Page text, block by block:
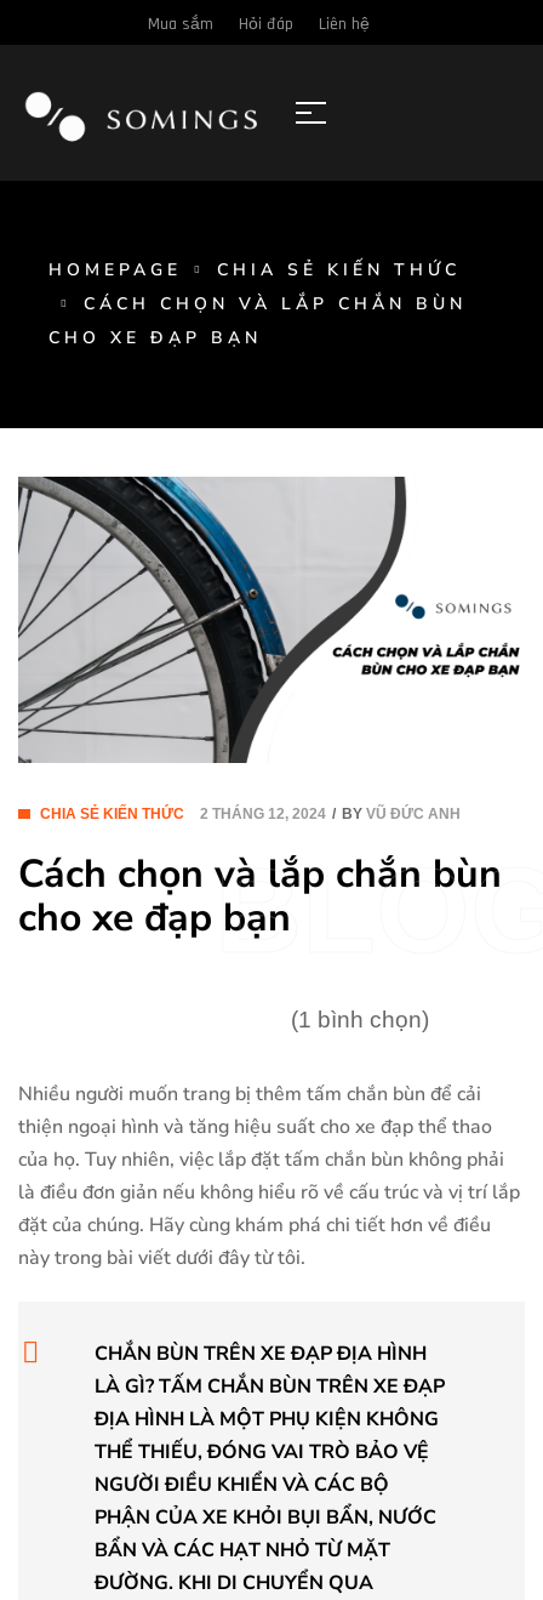
Mua sắm Hỏi đáp Liên hệ
HOMEPAGE
CHIA SẺ KIẾN THỨC
CÁCH CHỌN VÀ LẮP CHẮN BÙN
CHO XE ĐẠP BẠN
CHIA SẺ KIẾN THỨC 2 THÁNG 12, 2024 BY VŨ ĐỨC ANH
Cách chọn và lắp chắn bùn
cho xe đạp bạn
(1 bình chọn)
Nhiều người muốn trang bị thêm tấm chắn bùn để cải
thiện ngoại hình và tăng hiệu suất cho xe đạp thể thao
của họ. Tuy nhiên, việc lắp đặt tấm chắn bùn không phải
là điều đơn giản nếu không hiểu rõ về cấu trúc và vị trí lắp
đặt của chúng. Hãy cùng khám phá chi tiết hơn về điều
này trong bài viết dưới đây từ tôi.
CHẮN BÙN TRÊN XE ĐẠP ĐỊA HÌNH
LÀ GÌ? TẤM CHẮN BÙN TRÊN XE ĐẠP
ĐỊA HÌNH LÀ MỘT PHỤ KIỆN KHÔNG
THỂ THIẾU, ĐÓNG VAI TRÒ BẢO VỆ
NGƯỜI ĐIỀU KHIỂN VÀ CÁC BỘ
PHẬN CỦA XE KHỎI BỤI BẨN, NƯỚC
BẨN VÀ CÁC HẠT NHỎ TỪ MẶT
ĐƯỜNG. KHI DI CHUYỂN QUA